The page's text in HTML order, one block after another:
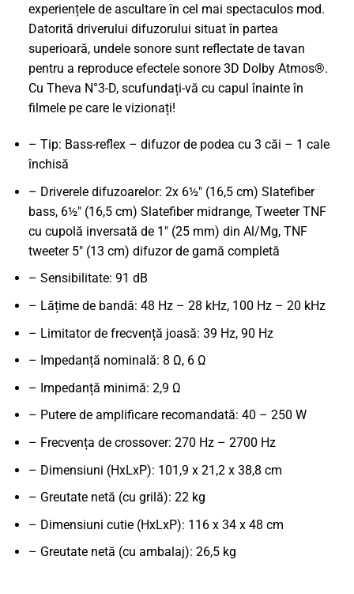
experiențele de ascultare în cel mai spectaculos mod.
Datorită driverului difuzorului situat în partea
superioară, undele sonore sunt reflectate de tavan
pentru a reproduce efectele sonore 3D Dolby Atmos®.
Cu Theva N°3-D, scufundați-vă cu capul înainte în
filmele pe care le vizionați!
– Tip: Bass-reflex – difuzor de podea cu 3 căi – 1 cale
închisă
– Driverele difuzoarelor: 2x 6½" (16,5 cm) Slatefiber
bass, 6½" (16,5 cm) Slatefiber midrange, Tweeter TNF
cu cupolă inversată de 1" (25 mm) din Al/Mg, TNF
tweeter 5" (13 cm) difuzor de gamă completă
– Sensibilitate: 91 dB
– Lățime de bandă: 48 Hz – 28 kHz, 100 Hz – 20 kHz
– Limitator de frecvență joasă: 39 Hz, 90 Hz
– Impedanță nominală: 8 Ω, 6 Ω
– Impedanță minimă: 2,9 Ω
– Putere de amplificare recomandată: 40 – 250 W
– Frecvența de crossover: 270 Hz – 2700 Hz
– Dimensiuni (HxLxP): 101,9 x 21,2 x 38,8 cm
– Greutate netă (cu grilă): 22 kg
– Dimensiuni cutie (HxLxP): 116 x 34 x 48 cm
– Greutate netă (cu ambalaj): 26,5 kg